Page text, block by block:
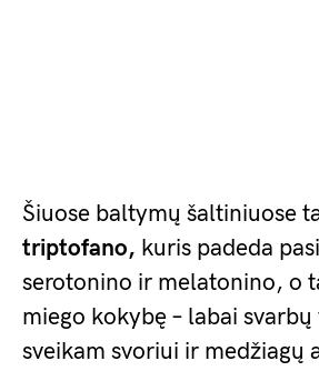
Šiuose baltymų šaltiniuose
triptofano, kuris padeda
serotonino ir melatonino, o
miego kokybę – labai svarbų
sveikam svoriui ir medžiagų